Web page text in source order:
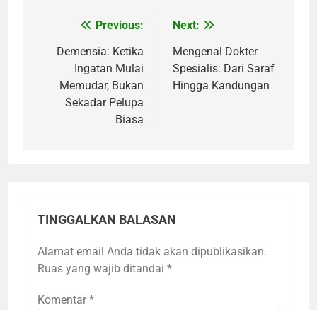
Navigasi
pos
Previous:
Demensia: Ketika
Ingatan Mulai
Memudar, Bukan
Sekadar Pelupa
Biasa
Next:
Mengenal Dokter
Spesialis: Dari Saraf
Hingga Kandungan
TINGGALKAN BALASAN
Alamat email Anda tidak akan dipublikasikan.
Ruas yang wajib ditandai *
Komentar *